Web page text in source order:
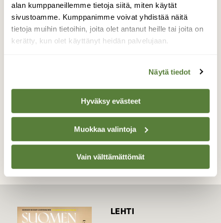
alan kumppaneillemme tietoja siitä, miten käytät
sivustoamme. Kumppanimme voivat yhdistää näitä
tietoja muihin tietoihin, joita olet antanut heille tai joita on
kerätty, kun olet käyttänyt heidän palvelujaan.
Näytä tiedot
Hyväksy evästeet
Muokkaa valintoja
Vain välttämättömät
Sienten aikaan
Vielä ponnahtelee sieniä pintaan reippaasti -
itse asiassa enemmän kuin heti kuivan kesän
Valokuvaaja: Anne Patana, Kangasala 23.9.2019
TAKAISIN LISTAAN
LEHTI